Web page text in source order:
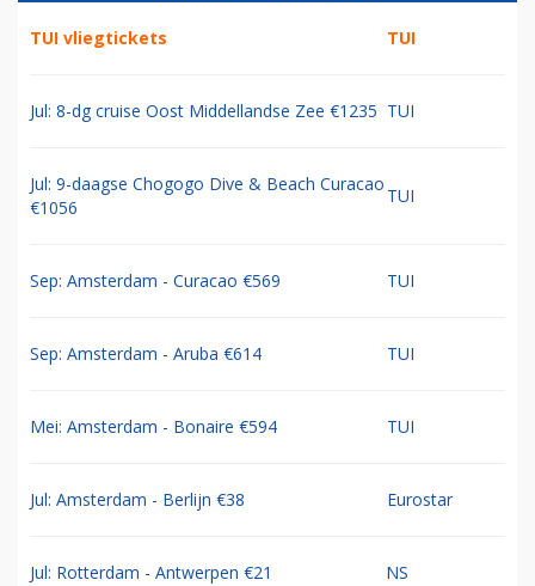
TUI vliegtickets TUI
Jul: 8-dg cruise Oost Middellandse Zee €1235 TUI
Jul: 9-daagse Chogogo Dive & Beach Curacao
€1056
TUI
Sep: Amsterdam - Curacao €569 TUI
Sep: Amsterdam - Aruba €614 TUI
Mei: Amsterdam - Bonaire €594 TUI
Jul: Amsterdam - Berlijn €38 Eurostar
Jul: Rotterdam - Antwerpen €21 NS